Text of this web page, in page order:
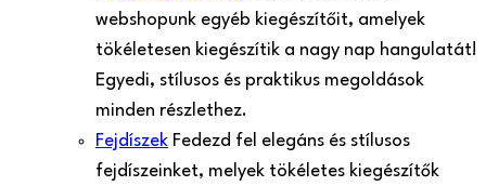
webshopunk egyéb kiegészítőit, amelyek
tökéletesen kiegészítik a nagy nap hangulatát!
Egyedi, stílusos és praktikus megoldások
minden részlethez.
Fejdíszek Fedezd fel elegáns és stílusos
fejdíszeinket, melyek tökéletes kiegészítők